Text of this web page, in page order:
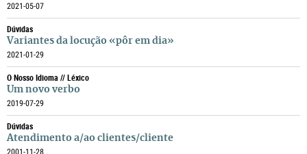
2021-05-07
Dúvidas
Variantes da locução «pôr em dia»
2021-01-29
O Nosso Idioma // Léxico
Um novo verbo
2019-07-29
Dúvidas
Atendimento a/ao clientes/cliente
2001-11-28